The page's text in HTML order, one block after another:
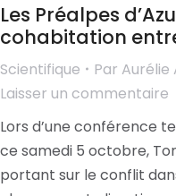
Les Préalpes
cohabitation
Scientifique Par Aurélie
Laisser un commentaire
Lors d’une conférence
ce samedi 5 octobre,
portant sur le conflit